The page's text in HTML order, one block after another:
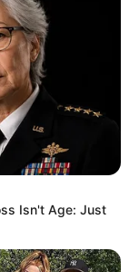
Isn't Age: Just